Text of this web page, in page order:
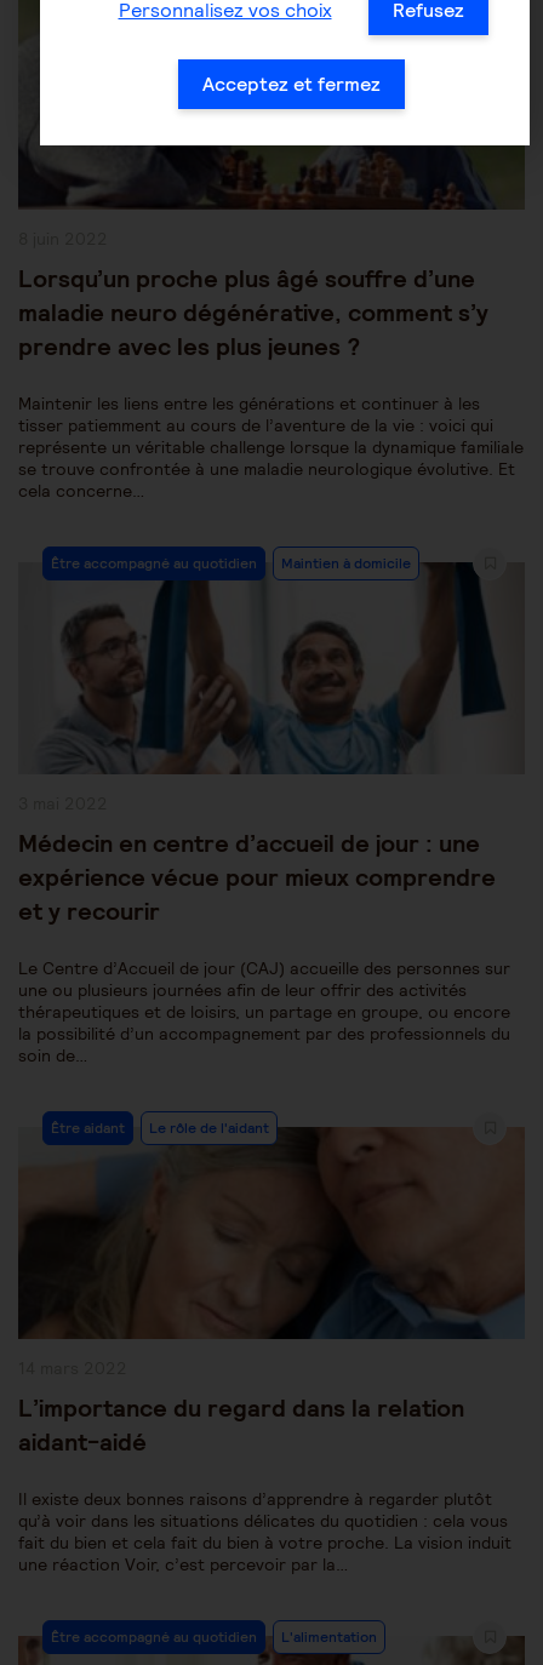
Category:
Lorsqu’un proche plus âgé souffre d’une
maladie neuro dégénérative, comment s’y
prendre avec les plus jeunes ?
Maintenir les liens entre les générations et continuer à les
tisser patiemment au cours de l’aventure de la vie : voici qui
représente un véritable challenge lorsque la dynamique familiale
se trouve confrontée à une maladie neurologique évolutive. Et
cela concerne…
Post
Category:
Être accompagné au quotidien Maintien à domicile
Médecin en centre d’accueil de jour : une
expérience vécue pour mieux comprendre
et y recourir
Le Centre d’Accueil de jour (CAJ) accueille des personnes sur
une ou plusieurs journées afin de leur offrir des activités
thérapeutiques et de loisirs, un partage en groupe, ou encore
la possibilité d’un accompagnement par des professionnels du
soin de…
Post
Category:
Être aidant Le rôle de l'aidant
L’importance du regard dans la relation
aidant-aidé
Il existe deux bonnes raisons d’apprendre à regarder plutôt
qu’à voir dans les situations délicates du quotidien : cela vous
fait du bien et cela fait du bien à votre proche. La vision induit
une réaction Voir, c’est percevoir par la…
Post
Category:
Être accompagné au quotidien L'alimentation
Personnalisez vos choix Refusez
Acceptez et fermez